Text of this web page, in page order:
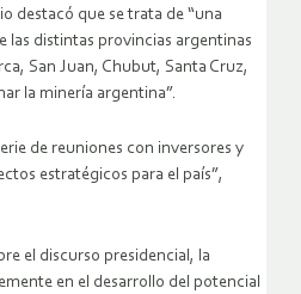
destacó que se trata de “una
las distintas provincias argentinas
San Juan, Chubut, Santa Cruz,
la minería argentina”.
de reuniones con inversores y
estratégicos para el país”,
el discurso presidencial, la
en el desarrollo del potencial